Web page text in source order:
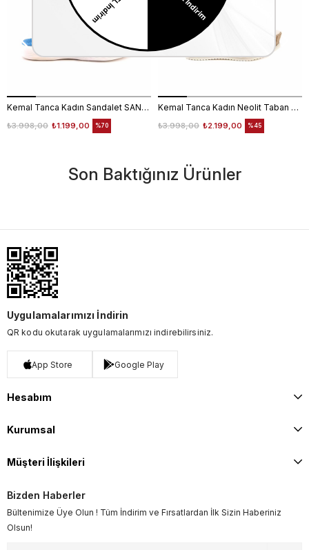
Kemal Tanca Kadın Sandalet SANDALET
₺1.199,00
₺3.998,00 %70
Kemal Tanca Kadın Neolit Taban Dolgu Topuklu Sandalet 1573
₺2.199,00
₺3.998,00 %45
Son Baktığınız Ürünler
Uygulamalarımızı İndirin
QR kodu okutarak uygulamalarımızı indirebilirsiniz.
App Store Google Play
Hesabım
Kurumsal
Müşteri İlişkileri
Bizden Haberler
Bültenimize Üye Olun ! Tüm İndirim ve Fırsatlardan İlk Sizin Haberiniz
Olsun!